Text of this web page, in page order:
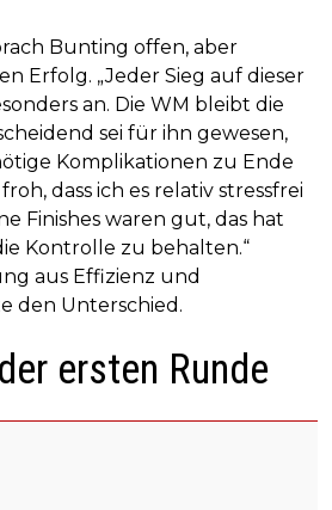
Bunting offen, aber
Erfolg. „Jeder Sieg auf dieser
an. Die WM bleibt die
sei für ihn gewesen,
Komplikationen zu Ende
dass ich es relativ stressfrei
Finishes waren gut, das hat
Kontrolle zu behalten.“
aus Effizienz und
den Unterschied.
ersten Runde